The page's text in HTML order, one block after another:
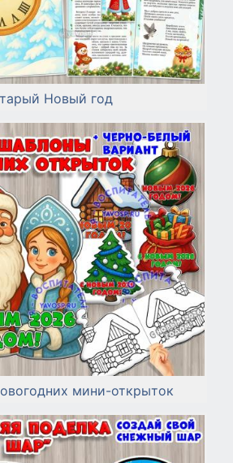
Новый год
мини-открыток